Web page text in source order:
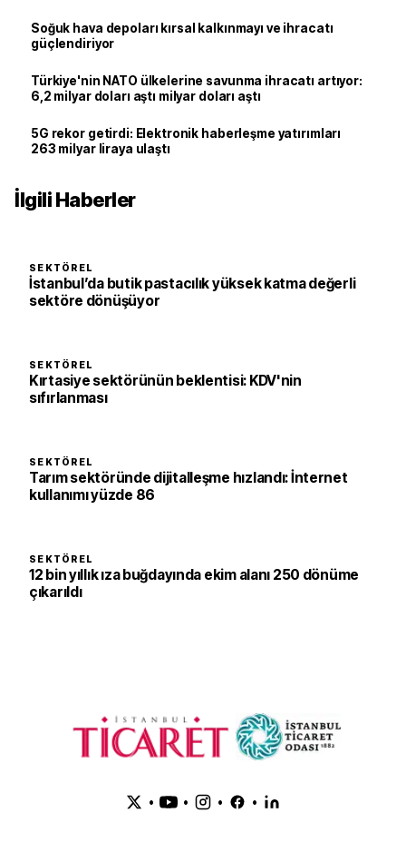
Soğuk hava depoları kırsal kalkınmayı ve ihracatı
güçlendiriyor
Türkiye'nin NATO ülkelerine savunma ihracatı artıyor:
6,2 milyar doları aştı milyar doları aştı
5G rekor getirdi: Elektronik haberleşme yatırımları
263 milyar liraya ulaştı
İlgili Haberler
SEKTÖREL
İstanbul’da butik pastacılık yüksek katma değerli
sektöre dönüşüyor
SEKTÖREL
Kırtasiye sektörünün beklentisi: KDV'nin
sıfırlanması
SEKTÖREL
Tarım sektöründe dijitalleşme hızlandı: İnternet
kullanımı yüzde 86
SEKTÖREL
12 bin yıllık ıza buğdayında ekim alanı 250 dönüme
çıkarıldı
• • • •